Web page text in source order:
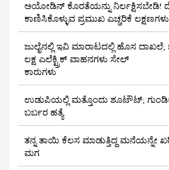
ಅಯೋಡಿನ್ ಕೊರತೆಯನ್ನು ನಿರ್ಲಕ್ಷಿಸಬೇಡಿ!
ಕಾಣಿಸಿಕೊಳ್ಳುವ ಪ್ರಮುಖ ಎಚ್ಚರಿಕೆ ಲಕ್ಷಣಗಳು
ಜುಲೈನಲ್ಲಿ ಇವಿ ಮಾರಾಟದಲ್ಲಿ ಹೊಸ ದಾಖಲೆ;
ಲಕ್ಷ ಎಲೆಕ್ಟ್ರಿಕ್ ವಾಹನಗಳು ಸೇಲ್
ಕಾರುಗಳು
ಉಡುಪಿಯಲ್ಲಿ ಮತ್ತೊಂದು ಶೂಟೌಟ್‌;
ಬರ್ಬರ ಹತ್ಯೆ
ತನ್ನ ತಾಯಿ ಕೆಲಸ ಮಾಡುತ್ತಿದ್ದ ಮನೆಯನ್ನೇ
ಮಗ